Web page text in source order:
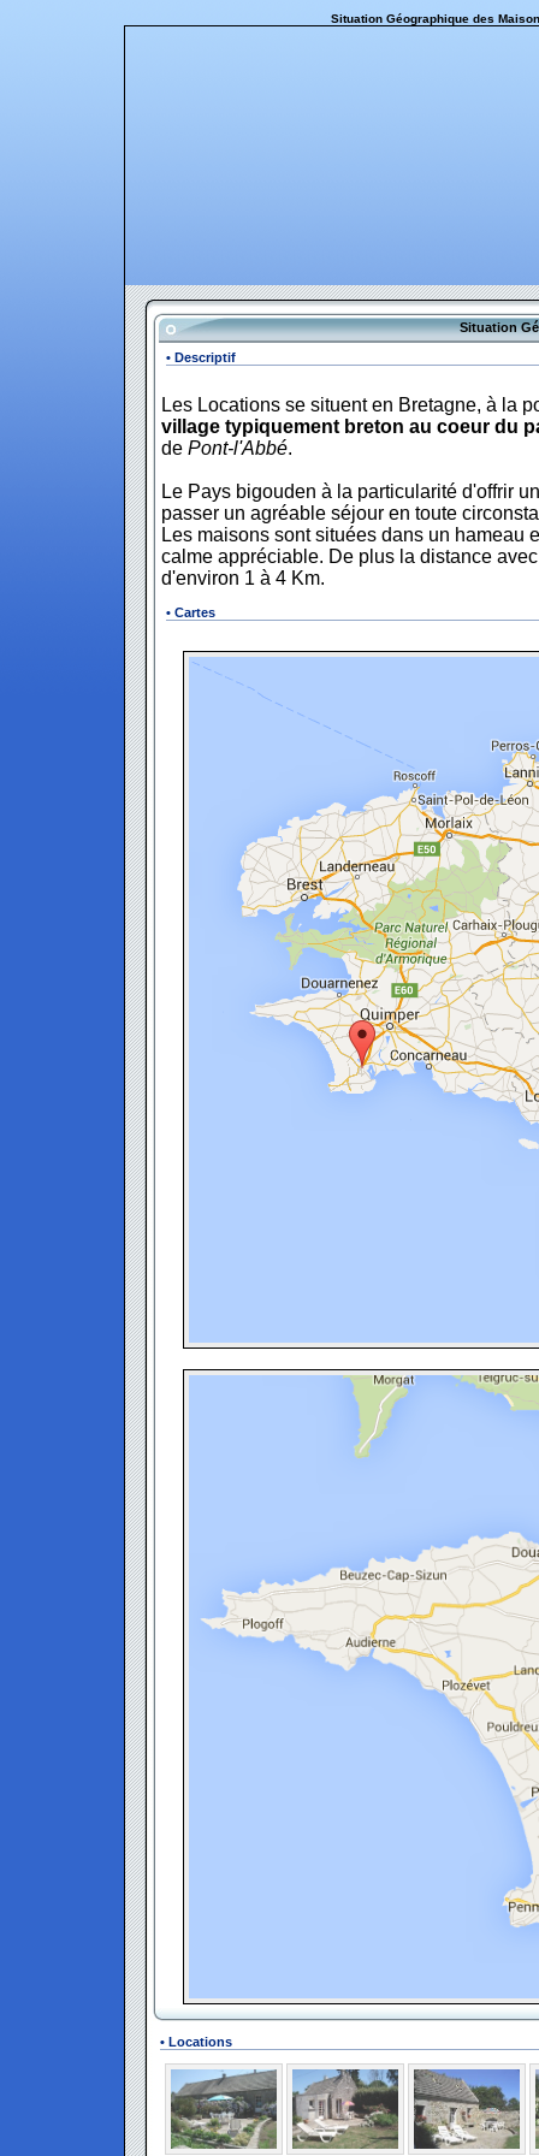
Situation Géographique des
Situation
• Descriptif
Les Locations se situent en Bretagne, à la
village typiquement breton au coeur du
de Pont-l'Abbé.
Le Pays bigouden à la particularité d'offrir
passer un agréable séjour en toute
Les maisons sont situées dans un hameau
calme appréciable. De plus la distance
d'environ 1 à 4 Km.
• Cartes
• Locations